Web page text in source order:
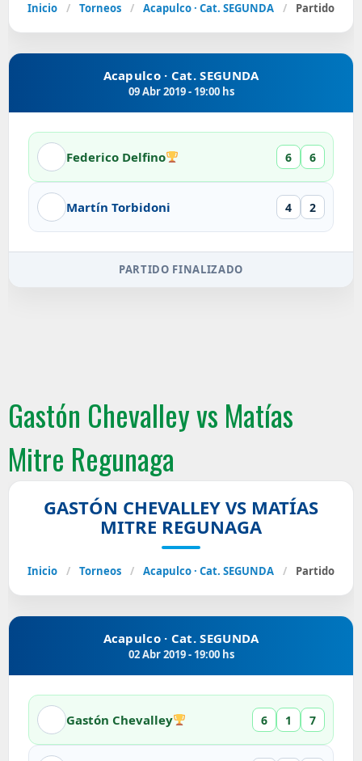
Inicio / Torneos / Acapulco · Cat. SEGUNDA / Partido
Acapulco · Cat. SEGUNDA
09 Abr 2019 - 19:00 hs
Federico Delfino 6 6
Martín Torbidoni 4 2
PARTIDO FINALIZADO
Gastón Chevalley vs Matías
Mitre Regunaga
GASTÓN CHEVALLEY VS MATÍAS
MITRE REGUNAGA
Inicio / Torneos / Acapulco · Cat. SEGUNDA / Partido
Acapulco · Cat. SEGUNDA
02 Abr 2019 - 19:00 hs
Gastón Chevalley 6 1 7